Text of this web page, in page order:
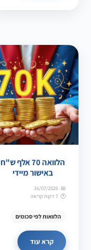
הלוואה 70 אלף ש"ח
באישור מיידי
16/07/2026
7 דקות קריאה
הלוואות לפי סכומים
קרא עוד